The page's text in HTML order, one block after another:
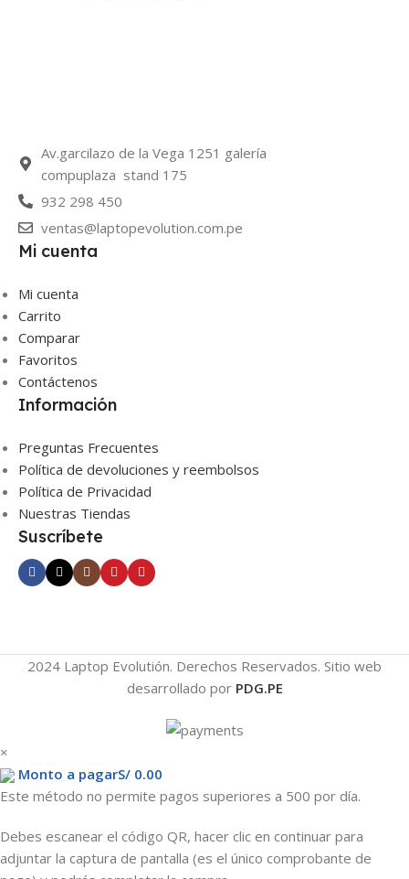
Av.garcilazo de la Vega 1251 galería
compuplaza stand 175
932 298 450
ventas@laptopevolution.com.pe
Mi cuenta
Mi cuenta
Carrito
Comparar
Favoritos
Contáctenos
Información
Preguntas Frecuentes
Política de devoluciones y reembolsos
Política de Privacidad
Nuestras Tiendas
Suscríbete
2024 Laptop Evolutión. Derechos Reservados. Sitio web
desarrollado por PDG.PE
×
Monto a pagarS/ 0.00
Este método no permite pagos superiores a 500 por día.
Debes escanear el código QR, hacer clic en continuar para
adjuntar la captura de pantalla (es el único comprobante de